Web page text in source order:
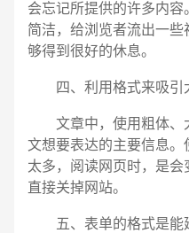
会忘记所提供的许多内
简洁，给浏览者流出一
够得到很好的休息。
四、利用格式来吸引
文章中，使用粗体、
文想要表达的主要信息。
太多，阅读网页时，是
直接关掉网站。
五、表单的格式是能